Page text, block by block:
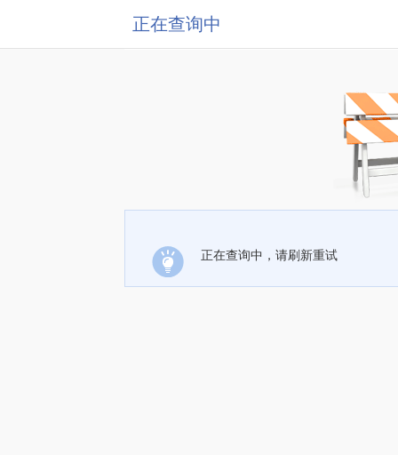
正在查询中
正在查询中，请刷新重试